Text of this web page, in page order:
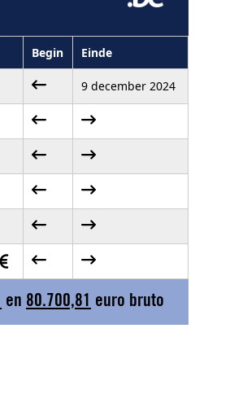
Begin Einde
9 december 2024
en 80.700,81 euro bruto